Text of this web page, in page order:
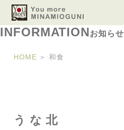
INFORMATIONお知らせ
HOME ＞和食
うな北